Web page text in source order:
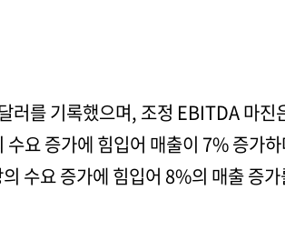
러를 기록했으며, 조정 EBITDA 마
요 증가에 힘입어 매출이 7% 증가
수요 증가에 힘입어 8%의 매출 증